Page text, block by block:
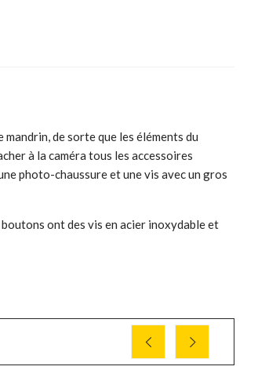
mandrin, de sorte que les éléments du
à la caméra tous les accessoires
photo-chaussure et une vis avec un gros
ont des vis en acier inoxydable et